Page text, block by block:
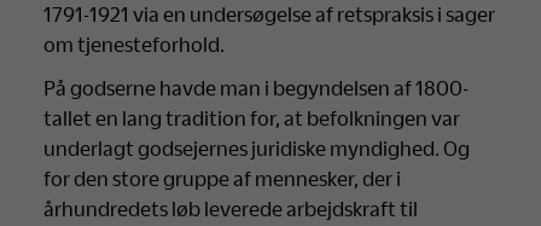
1791-1921 via en undersøgelse af retspraksis i sager
om tjenesteforhold.
På godserne havde man i begyndelsen af 1800-
tallet en lang tradition for, at befolkningen var
underlagt godsejernes juridiske myndighed. Og
for den store gruppe af mennesker, der i
århundredets løb leverede arbejdskraft til